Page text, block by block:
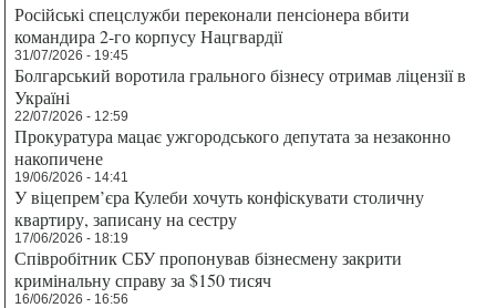
Російські спецслужби переконали пенсіонера вбити
командира 2-го корпусу Нацгвардії
31/07/2026 - 19:45
Болгарський воротила грального бізнесу отримав ліцензії в
Україні
22/07/2026 - 12:59
Прокуратура мацає ужгородського депутата за незаконно
накопичене
19/06/2026 - 14:41
У віцепрем’єра Кулеби хочуть конфіскувати столичну
квартиру, записану на сестру
17/06/2026 - 18:19
Співробітник СБУ пропонував бізнесмену закрити
кримінальну справу за $150 тисяч
16/06/2026 - 16:56